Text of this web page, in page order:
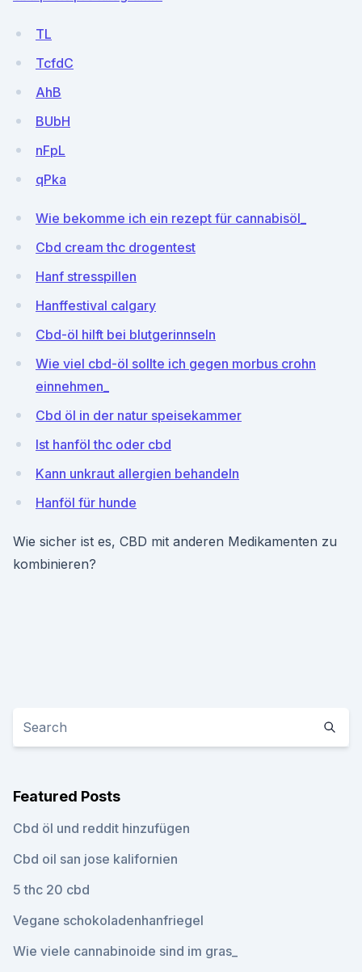
TL
TcfdC
AhB
BUbH
nFpL
qPka
Wie bekomme ich ein rezept für cannabisöl_
Cbd cream thc drogentest
Hanf stresspillen
Hanffestival calgary
Cbd-öl hilft bei blutgerinnseln
Wie viel cbd-öl sollte ich gegen morbus crohn
einnehmen_
Cbd öl in der natur speisekammer
Ist hanföl thc oder cbd
Kann unkraut allergien behandeln
Hanföl für hunde
Wie sicher ist es, CBD mit anderen Medikamenten zu
kombinieren?
Featured Posts
Cbd öl und reddit hinzufügen
Cbd oil san jose kalifornien
5 thc 20 cbd
Vegane schokoladenhanfriegel
Wie viele cannabinoide sind im gras_